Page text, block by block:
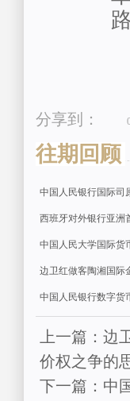
分享到：
往期回顾
中国人民银行国际司
西班牙对外银行亚洲
中国人民大学国际货
边卫红做客陶湘国际
中国人民银行数字货
上一篇：
价权之争的
下一篇：中